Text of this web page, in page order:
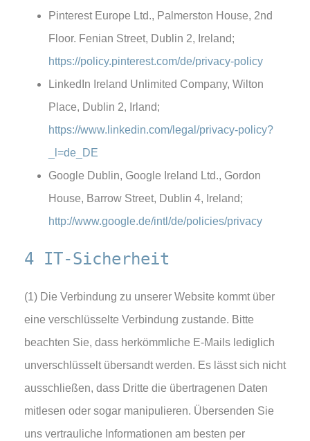
Pinterest Europe Ltd., Palmerston House, 2nd
Floor. Fenian Street, Dublin 2, Ireland;
https://policy.pinterest.com/de/privacy-policy
LinkedIn Ireland Unlimited Company, Wilton
Place, Dublin 2, Irland;
https://www.linkedin.com/legal/privacy-policy?
_l=de_DE
Google Dublin, Google Ireland Ltd., Gordon
House, Barrow Street, Dublin 4, Ireland;
http://www.google.de/intl/de/policies/privacy
4 IT-Sicherheit
(1) Die Verbindung zu unserer Website kommt über
eine verschlüsselte Verbindung zustande. Bitte
beachten Sie, dass herkömmliche E-Mails lediglich
unverschlüsselt übersandt werden. Es lässt sich nicht
ausschließen, dass Dritte die übertragenen Daten
mitlesen oder sogar manipulieren. Übersenden Sie
uns vertrauliche Informationen am besten per